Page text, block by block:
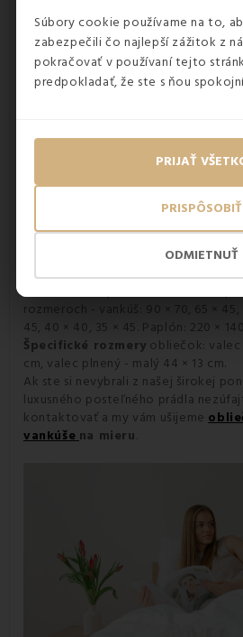
Súbory cookie používame na to,
zabezpečili čo najlepší zážitok z
pokračovať v používaní tejto
predpokladať, že ste s ňou
ODMIETNUŤ
PRISPÔSOBIŤ
PRIJAŤ
Rozmery bavlnených
na posteľ si môžete
týchto setoch:štandardný set200
220 × 140 cm + 90 ×
Obliečky biele bavlna delux si
rozmeroch - vankúš: 90 × 70, 65 × 45,
45, 40 × 40, 35 × 45. Paplón: 220 ×
Špecifické rozmery obliečok: valec
cm, valec plnený - malý 44 × 13 cm.
Ak ste si nevybrali z našej širokej
luxusného posteľného prádla
kontaktovať a my vám ušijeme
vankúše na mieru.